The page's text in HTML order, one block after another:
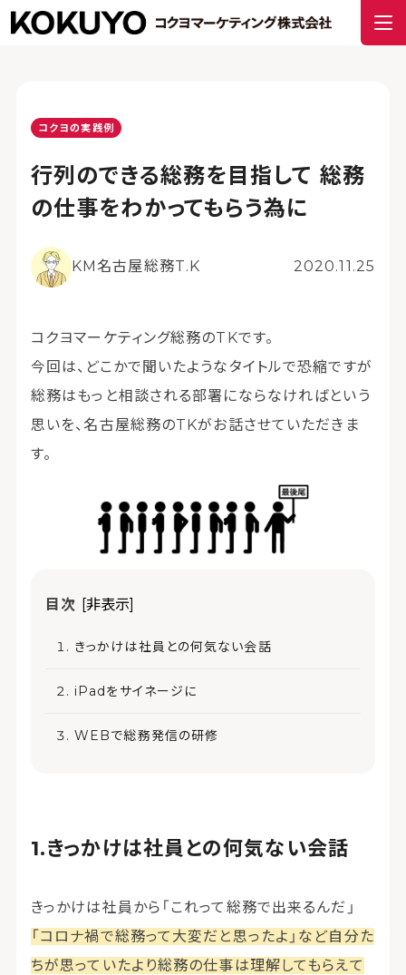
コクヨの実践例
行列のできる総務を目指して 総務
の仕事をわかってもらう為に
KM名古屋総務T.K 2020.11.25
コクヨマーケティング総務のTKです。
今回は、どこかで聞いたようなタイトルで恐縮ですが
総務はもっと相談される部署にならなければという
思いを、名古屋総務のTKがお話させていただきま
す。
目次 [非表示]
きっかけは社員との何気ない会話
iPadをサイネージに
WEBで総務発信の研修
きっかけは社員との何気ない会話
きっかけは社員から「これって総務で出来るんだ」
「コロナ禍で総務って大変だと思ったよ」など自分た
ちが思っていたより総務の仕事は理解してもらえて